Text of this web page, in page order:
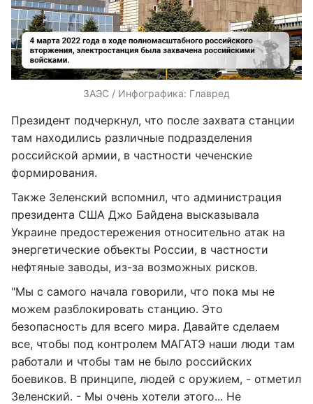
ЗАЭС / Инфографика: Главред
Президент подчеркнул, что после захвата станции
там находились различные подразделения
российской армии, в частности чеченские
формирования.
Также Зеленский вспомнил, что администрация
президента США Джо Байдена высказывала
Украине предостережения относительно атак на
энергетические объекты России, в частности
нефтяные заводы, из-за возможных рисков.
"Мы с самого начала говорили, что пока мы не
можем разблокировать станцию. Это
безопасность для всего мира. Давайте сделаем
все, чтобы под контролем МАГАТЭ наши люди там
работали и чтобы там не было российских
боевиков. В принципе, людей с оружием, - отметил
Зеленский. - Мы очень хотели этого... Не